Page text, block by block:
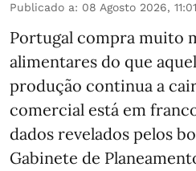
Publicado a: 08 Agosto 2026, 11:01
Portugal compra muito
alimentares do que
produção continua a
comercial está em
dados revelados pelos
Gabinete de